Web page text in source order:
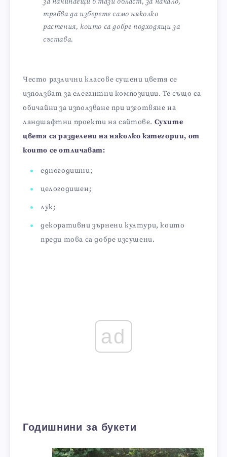
трябва да изберете само няколко
растения, които са добре подходящи за
състава.
Често различни класове сушени цветя се
използват за елегантни композиции. Те също са
обичайни за използване при изготвяне на
ландшафтни проекти на сайтове. Сухите
цветя са разделени на няколко категории, от
които се отличават:
едногодишни;
целогодишен;
лук;
декоративни зърнени култури, които
преди това са добре изсушени.
ad
Годишнини за букети